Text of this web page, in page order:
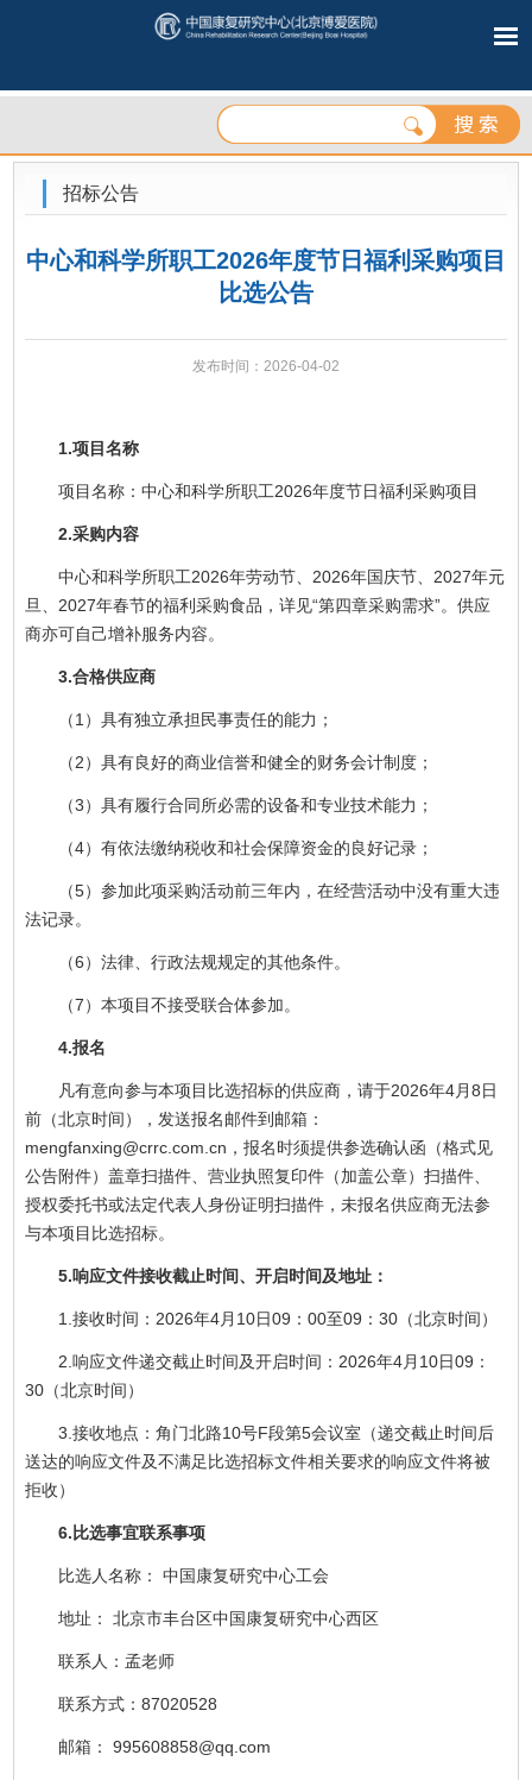
招标公告
中心和科学所职工2026年度节日福利采购项目
比选公告
发布时间：2026-04-02
1.项目名称
项目名称：中心和科学所职工2026年度节日福利采购项目
2.采购内容
中心和科学所职工2026年劳动节、2026年国庆节、2027年元
旦、2027年春节的福利采购食品，详见“第四章采购需求”。供应
商亦可自己增补服务内容。
3.合格供应商
（1）具有独立承担民事责任的能力；
（2）具有良好的商业信誉和健全的财务会计制度；
（3）具有履行合同所必需的设备和专业技术能力；
（4）有依法缴纳税收和社会保障资金的良好记录；
（5）参加此项采购活动前三年内，在经营活动中没有重大违
法记录。
（6）法律、行政法规规定的其他条件。
（7）本项目不接受联合体参加。
4.报名
凡有意向参与本项目比选招标的供应商，请于2026年4月8日
前（北京时间），发送报名邮件到邮箱：
mengfanxing@crrc.com.cn，报名时须提供参选确认函（格式见
公告附件）盖章扫描件、营业执照复印件（加盖公章）扫描件、
授权委托书或法定代表人身份证明扫描件，未报名供应商无法参
与本项目比选招标。
5.响应文件接收截止时间、开启时间及地址：
1.接收时间：2026年4月10日09：00至09：30（北京时间）
2.响应文件递交截止时间及开启时间：2026年4月10日09：
30（北京时间）
3.接收地点：角门北路10号F段第5会议室（递交截止时间后
送达的响应文件及不满足比选招标文件相关要求的响应文件将被
拒收）
6.比选事宜联系事项
比选人名称： 中国康复研究中心工会
地址： 北京市丰台区中国康复研究中心西区
联系人：孟老师
联系方式：87020528
邮箱： 995608858@qq.com